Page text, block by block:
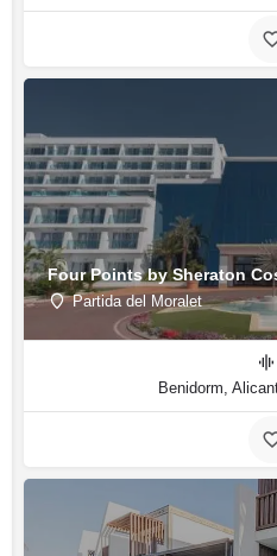
Four Points by Sheraton
Partida del Moralet
Benidorm,